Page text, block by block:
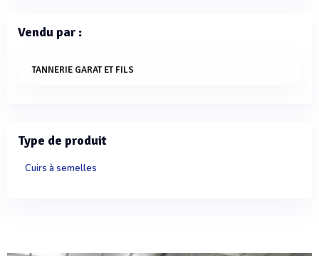
Vendu par :
TANNERIE GARAT ET FILS
Type de produit
Cuirs à semelles